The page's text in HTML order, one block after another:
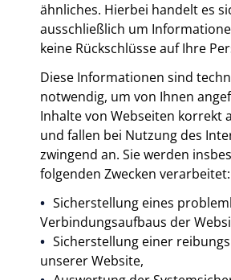
ähnliches. Hierbei handelt es
ausschließlich um
keine Rückschlüsse auf Ihre
Diese Informationen sind
notwendig, um von Ihnen
Inhalte von Webseiten korrekt
und fallen bei Nutzung des
zwingend an. Sie werden
folgenden Zwecken verarbeitet:
Sicherstellung eines
Verbindungsaufbaus der
Sicherstellung einer
unserer Website,